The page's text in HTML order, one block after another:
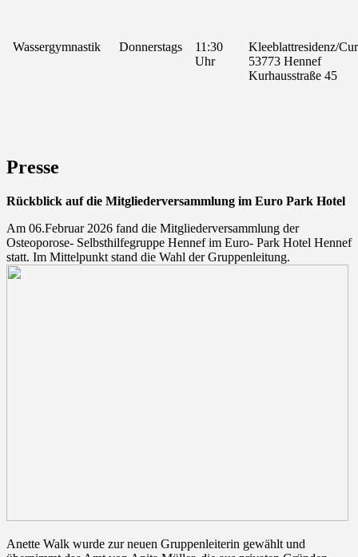
Wassergymnastik Donnerstags
11:30
Uhr
Kleeblattresidenz/
53773 Hennef
Kurhausstraße 45
Presse
Rückblick auf die Mitgliederversammlung im Euro Park Hotel
Am 06.Februar 2026 fand die Mitgliederversammlung der
Osteoporose- Selbsthilfegruppe Hennef im Euro- Park Hotel Hennef
statt. Im Mittelpunkt stand die Wahl der Gruppenleitung.
Anette Walk wurde zur neuen Gruppenleiterin gewählt und